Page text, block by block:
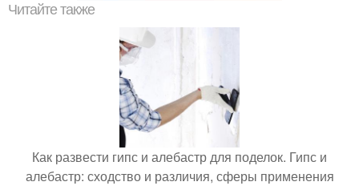
Читайте также
Как развести гипс и алебастр для поделок. Гипс и
алебастр: сходство и различия, сферы применения